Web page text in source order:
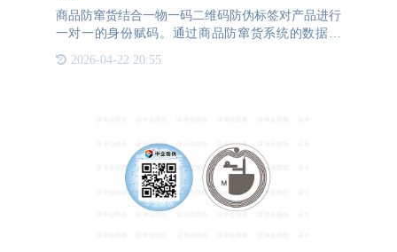
商品防窜货结合一物一码二维码防伪标签对产品进行
一对一的身份赋码。通过商品防窜货系统的数据管
理，利用加密技术生成随机二维码存于系统数据库
中，每一个号码都不相同，相对应一件产品，每一件
2026-04-22 20:55